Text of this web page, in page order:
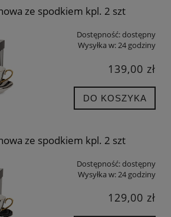
ze spodkiem kpl. 2 szt
Dostępność:dostępny
Wysyłka w:24 godziny
139,00 zł
DO KOSZYKA
ze spodkiem kpl. 2 szt
Dostępność:dostępny
Wysyłka w: 24 godziny
129,00 zł